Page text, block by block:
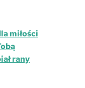
miłości
rany